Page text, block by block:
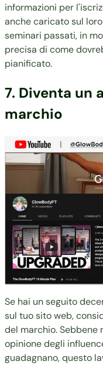
informazioni per
anche caricato sul
seminari passati, in
precisa di come
pianificato.
7. Diventa un
marchio
Se hai un seguito
sul tuo sito web,
del marchio. Sebbene
opinione degli
guadagnano, questo